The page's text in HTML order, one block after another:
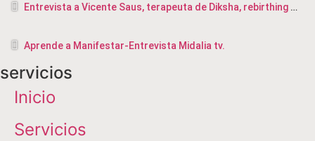
Entrevista a Vicente Saus, terapeuta de Diksha, rebirthing y masajista en Valencia
Aprende a Manifestar-Entrevista Midalia tv.
servicios
Inicio
Servicios